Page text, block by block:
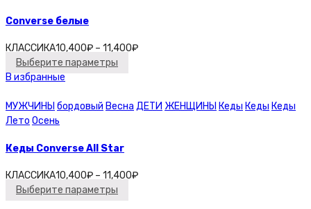
Converse белые
КЛАССИКА10,400₽ – 11,400₽
Выберите параметры
В избранные
МУЖЧИНЫ бордовый Весна ДЕТИ ЖЕНЩИНЫ Кеды Кеды Кеды
Лето Осень
Кеды Converse All Star
КЛАССИКА10,400₽ – 11,400₽
Выберите параметры